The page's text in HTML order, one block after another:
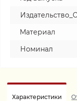
Материал
Номинал
Характеристики